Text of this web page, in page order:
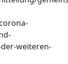
weiteren-